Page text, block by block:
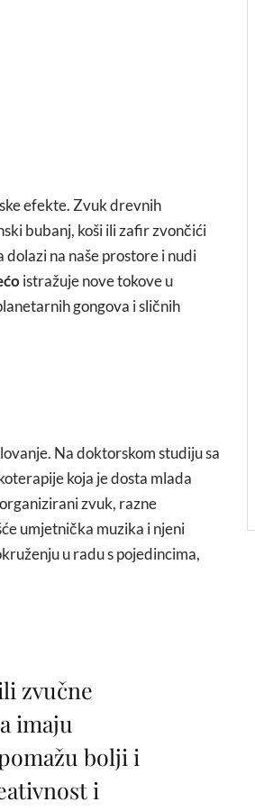
efekte. Zvuk drevnih
bubanj, koši ili zafir zvončići
na naše prostore i nudi
istražuje nove tokove u
gongova i sličnih
Na doktorskom studiju sa
koja je dosta mlada
zvuk, razne
umjetnička muzika i njeni
u radu s pojedincima,
zvučne
imaju
bolji i
i